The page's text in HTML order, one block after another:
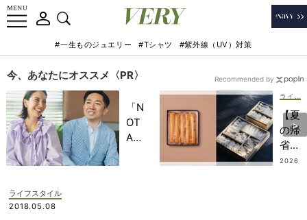
#一生ものジュエリー #Tシャツ #紫外線（UV）対策
今、あなたにオススメ〈PR〉
「N
OT
A
【夏
の帰
省】
東京
2026
Recommended by
ライフスタイル
2018.05.08